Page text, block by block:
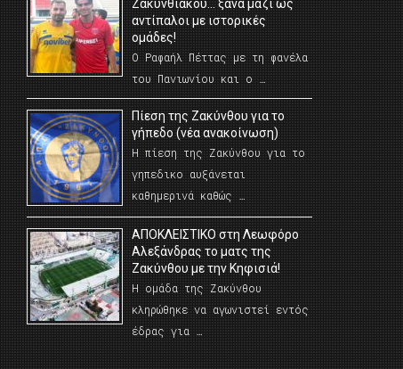
Ζακυνθιακού… ξανά μαζί ως
αντίπαλοι με ιστορικές
ομάδες!
Ο Ραφαήλ Πέττας με τη φανέλα
του Πανιωνίου και ο …
Πίεση της Ζακύνθου για το
γήπεδο (νέα ανακοίνωση)
Η πίεση της Ζακύνθου για το
γηπεδικο αυξάνεται
καθημερινά καθώς …
AΠΟΚΛΕΙΣΤΙΚΟ στη Λεωφόρο
Αλεξάνδρας το ματς της
Ζακύνθου με την Κηφισιά!
Η ομάδα της Ζακύνθου
κληρώθηκε να αγωνιστεί εντός
έδρας για …